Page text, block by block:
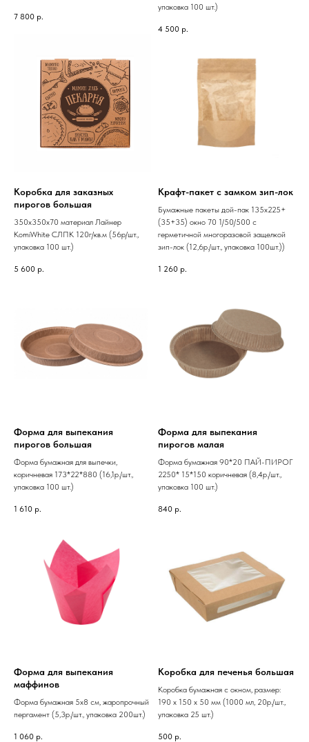
7 800 р.
упаковка 100 шт.)
4 500 р.
Коробка для заказных
пирогов большая
350х350х70 материал Лайнер
KomiWhite СЛПК 120г/кв.м (56р/шт.,
упаковка 100 шт.)
5 600 р.
Крафт-пакет с замком зип-лок
Бумажные пакеты дой-пак 135х225+
(35+35) окно 70 1/50/500 с
герметичной многоразовой защелкой
зип-лок (12,6р./шт., упаковка 100шт.))
1 260 р.
Форма для выпекания
пирогов большая
Форма бумажная для выпечки,
коричневая 173*22*880 (16,1р./шт.,
упаковка 100 шт.)
1 610 р.
Форма для выпекания
пирогов малая
Форма бумажная 90*20 ПАЙ-ПИРОГ
2250* 15*150 коричневая (8,4р./шт.,
упаковка 100 шт.)
840 р.
Форма для выпекания
маффинов
Форма бумажная 5х8 см, жаропрочный
пергамент (5,3р./шт., упаковка 200шт.)
1 060 р.
Коробка для печенья большая
Коробка бумажная с окном, размер:
190 x 150 x 50 мм (1000 мл, 20р./шт.,
упаковка 25 шт.)
500 р.